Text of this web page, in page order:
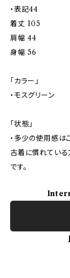
・表記44
着丈 105
肩幅 44
身幅 56
「カラー」
・モスグリーン
「状態」
・多少の使用感は
古着に慣れてい
です。